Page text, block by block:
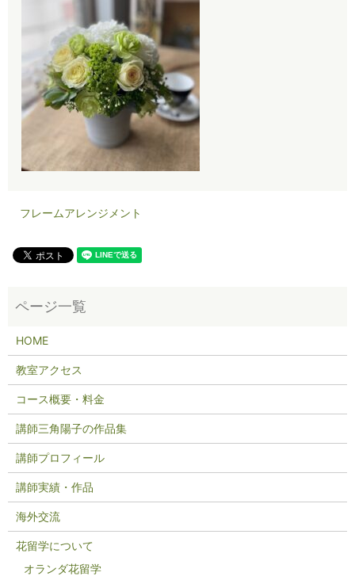
フレームアレンジメント
HOME
教室アクセス
コース概要・料金
講師三角陽子の作品集
講師プロフィール
講師実績・作品
海外交流
花留学について
オランダ花留学